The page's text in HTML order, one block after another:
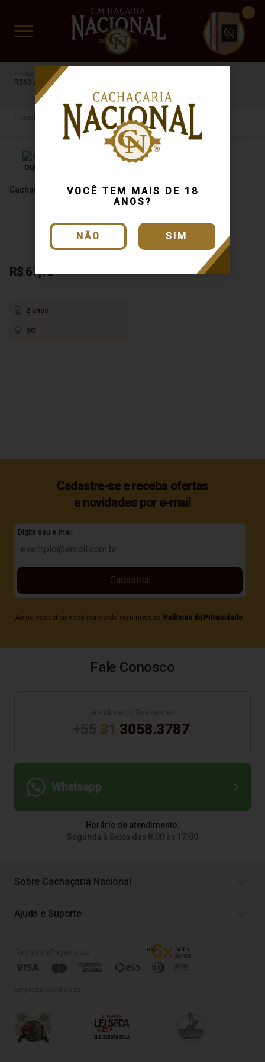
VOCÊ TEM MAIS DE 18
ANOS?
NÃO SIM
www.cachacarianacional.com.br
CUIDADO FRÁGIL
Cachaça
R$60 a R$100
Cachaça Da Posse Ouro 700ml
R$ 67,70
2 anos
GO
Cadastre-se e receba ofertas
e novidades por e-mail
Digite seu e-mail
Ao se cadastrar você concorda com nossas Políticas de Privacidade
Cadastrar
Fale Conosco
31 3058.3787
Whatsapp
Horário de atendimento:
Segunda à Sexta das 8:00 às 17:00
Sobre Cachaçaria Nacional
Ajuda e Suporte